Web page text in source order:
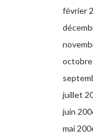
février
juillet
juin
mai